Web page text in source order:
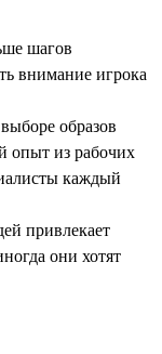
шагов
внимание игрока
образов
опыт из рабочих
каждый
привлекает
они хотят